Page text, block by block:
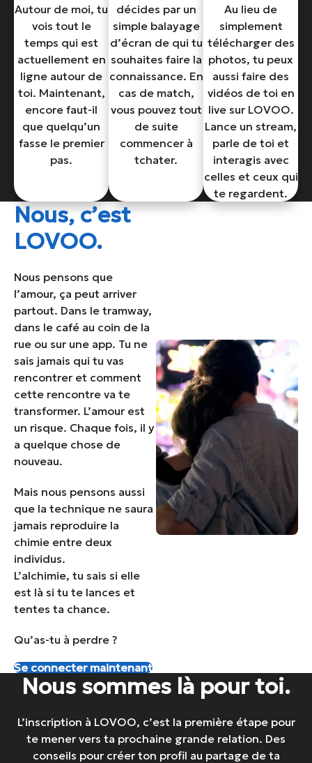
Autour de moi, tu
vois tout le
temps qui est
actuellement en
ligne autour de
toi. Maintenant,
encore faut-il
que quelqu’un
fasse le premier
pas.
décides par un
simple balayage
d’écran de qui tu
souhaites faire la
connaissance. En
cas de match,
vous pouvez tout
de suite
commencer à
tchater.
Au lieu de
simplement
télécharger des
photos, tu peux
aussi faire des
vidéos de toi en
live sur LOVOO.
Lance un stream,
parle de toi et
interagis avec
celles et ceux qui
te regardent.
Nous, c’est
LOVOO.
Nous pensons que
l’amour, ça peut arriver
partout. Dans le tramway,
dans le café au coin de la
rue ou sur une app. Tu ne
sais jamais qui tu vas
rencontrer et comment
cette rencontre va te
transformer. L’amour est
un risque. Chaque fois, il y
a quelque chose de
nouveau.
Mais nous pensons aussi
que la technique ne saura
jamais reproduire la
chimie entre deux
individus.
L’alchimie, tu sais si elle
est là si tu te lances et
tentes ta chance.
Qu’as-tu à perdre ?
Se connecter maintenant
Nous sommes là pour toi.
L’inscription à LOVOO, c’est la première étape pour
te mener vers ta prochaine grande relation. Des
conseils pour créer ton profil au partage de ta